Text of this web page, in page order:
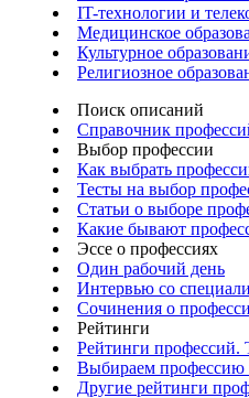
IT-технологии и
Медицинское
Культурное
Религиозное
Поиск описаний
Справочник
Выбор профессии
Как выбрать
Тесты на выбор
Статьи о выборе
Какие бывают
Эссе о профессиях
Один рабочий день
Интервью со
Сочинения о
Рейтинги
Рейтинги профессий.
Выбираем профессию
Другие рейтинги